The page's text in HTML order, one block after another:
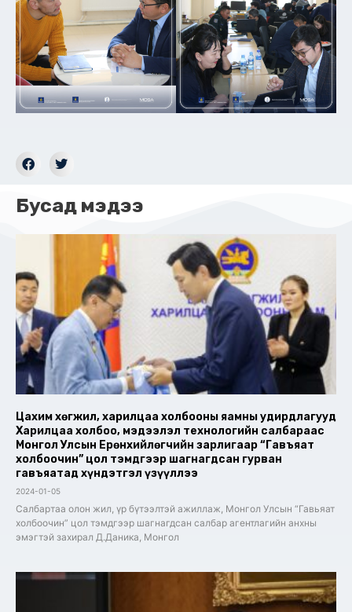
Бусад мэдээ
Цахим хөгжил, харилцаа холбооны яамны удирдлагууд
Харилцаа холбоо, мэдээлэл технологийн салбараас
Монгол Улсын Ерөнхийлөгчийн зарлигаар “Гавъяат
холбоочин” цол тэмдгээр шагнагдсан гурван
гавъяатад хүндэтгэл үзүүллээ
2024-01-05
Салбартаа олон жил, үр бүтээлтэй ажиллаж, Монгол Улсын “Гавьяат
холбоочин” цол тэмдгээр шагнагдсан салбар агентлагийн анхны
эмэгтэй захирал Д.Даника, Монгол